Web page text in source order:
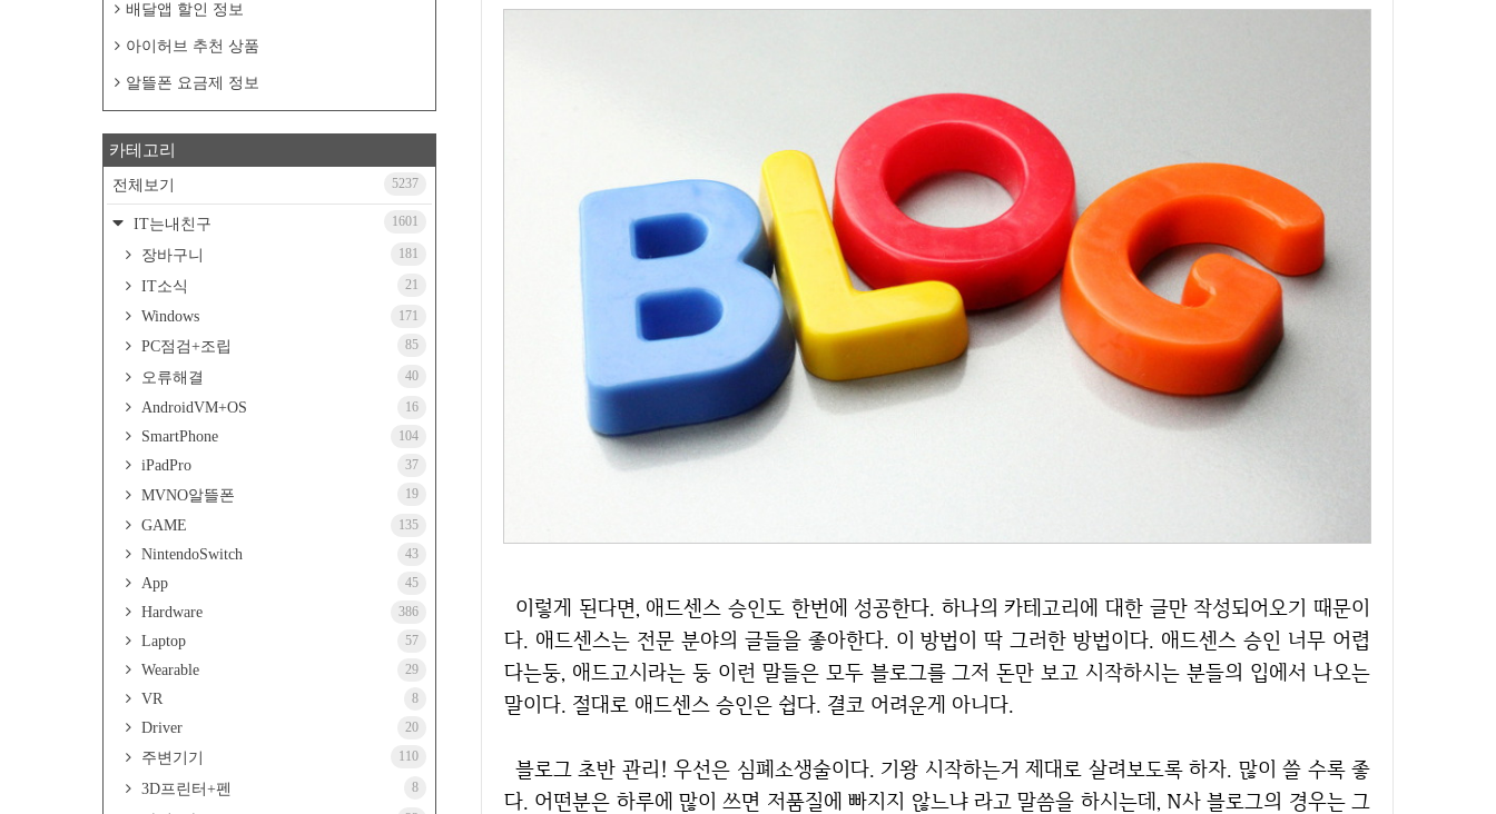
이렇게 된다면, 애드센스 승인도 한번에 성공한다. 하나의 카테고리에 대한 글만 작성되어오기 때문이
다. 애드센스는 전문 분야의 글들을 좋아한다. 이 방법이 딱 그러한 방법이다. 애드센스 승인 너무 어렵
다는둥, 애드고시라는 둥 이런 말들은 모두 블로그를 그저 돈만 보고 시작하시는 분들의 입에서 나오는
말이다. 절대로 애드센스 승인은 쉽다. 결코 어려운게 아니다.
블로그 초반 관리! 우선은 심폐소생술이다. 기왕 시작하는거 제대로 살려보도록 하자. 많이 쓸 수록 좋
다. 어떤분은 하루에 많이 쓰면 저품질에 빠지지 않느냐 라고 말씀을 하시는데, N사 블로그의 경우는 그
배달앱 할인 정보
아이허브 추천 상품
알뜰폰 요금제 정보
카테고리
전체보기 5237
IT는내친구 1601
장바구니 181
IT소식 21
Windows 171
PC점검+조립 85
오류해결 40
AndroidVM+OS 16
SmartPhone 104
iPadPro 37
MVNO알뜰폰 19
GAME 135
NintendoSwitch 43
App 45
Hardware 386
Laptop 57
Wearable 29
VR 8
Driver 20
주변기기 110
3D프린터+펜 8